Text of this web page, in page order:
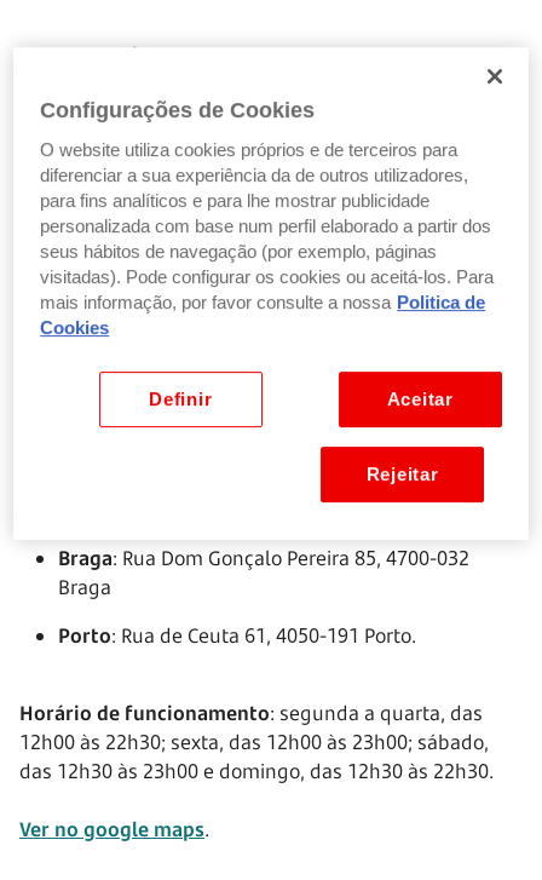
Ver no google maps
Bira dos Namorados
Este restaurante é a personificação da alegria, com
uma decoração colorida que cativa desde o primeiro
momento. Com individuais de mesa que permitem
jogar ao "stop", é perfeito para entreter as crianças
enquanto esperam pela refeição. O menu destaca-se
pelos hambúrgueres e pregos com nomes de danças
proporciona uma autêntica viagem cultural através da
gastronomia. Com localizações no Porto e Braga, é uma
escolha fantástica para refeições em família.
Braga: Rua Dom Gonçalo Pereira 85, 4700-032
Braga
Porto: Rua de Ceuta 61, 4050-191 Porto.
Horário de funcionamento: segunda a quarta, das
12h00 às 22h30; sexta, das 12h00 às 23h00; sábado,
das 12h30 às 23h00 e domingo, das 12h30 às 22h30.
Ver no google maps.
Configurações de Cookies
O website utiliza cookies próprios e de terceiros para
diferenciar a sua experiência da de outros utilizadores,
para fins analíticos e para lhe mostrar publicidade
personalizada com base num perfil elaborado a partir dos
seus hábitos de navegação (por exemplo, páginas
visitadas). Pode configurar os cookies ou aceitá-los. Para
mais informação, por favor consulte a nossa Politica de
Cookies
Aceitar
Definir
Rejeitar